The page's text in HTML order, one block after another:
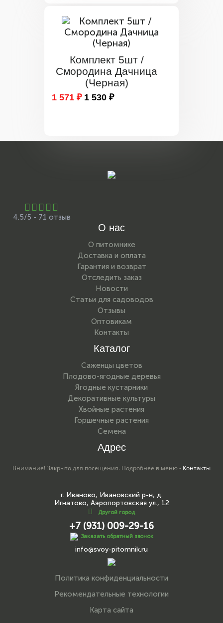
Комплект 5шт /
Смородина Дачница
(Черная)
1 571 ₽ 1 530 ₽
4.5/5 - 71 отзыв
О нас
О питомнике
Доставка и оплата
Гарантия и возврат
Отследить заказ
Новости
Статьи для садоводов
Отзывы
Оптовикам
Контакты
Каталог
Саженцы цветов
Плодово-ягодные деревья
Ягодные кустарники
Декоративные культуры
Хвойные растения
Горшечные растения
Семена
Адрес
Внимание! Закрыто для посещения. Подробнее в меню - Контакты
г. Иваново, Ивановский р-н, д.
Игнатово, Аэропортовская ул., 12
Другой город
+7 (931) 009-29-16
Заказать обратный звонок
info@svoy-pitomnik.ru
Политика конфиденциальности
Рекомендательные технологии
Карта сайта